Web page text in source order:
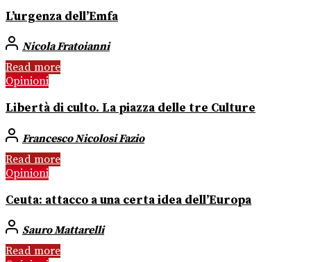
L’urgenza dell’Emfa
Nicola Fratoianni
Read more
Opinioni
Libertà di culto. La piazza delle tre Culture
Francesco Nicolosi Fazio
Read more
Opinioni
Ceuta: attacco a una certa idea dell’Europa
Sauro Mattarelli
Read more